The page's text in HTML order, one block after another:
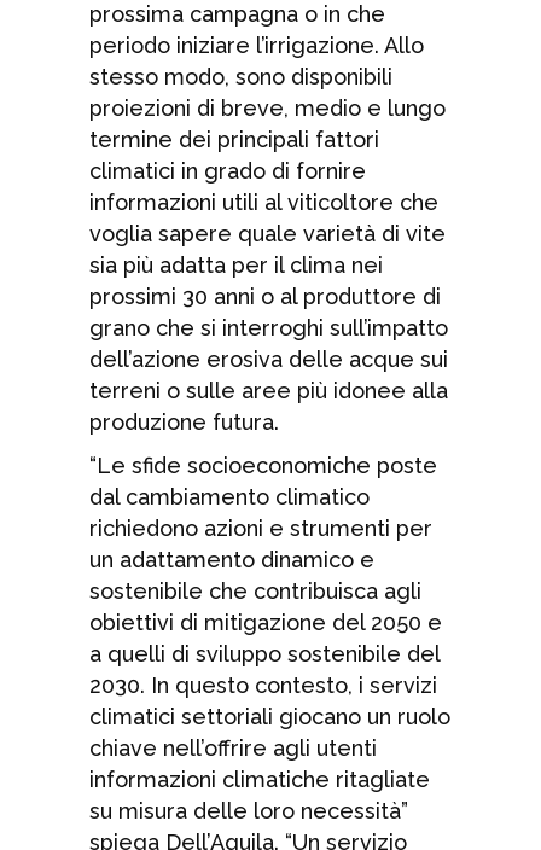
prossima campagna o in che
periodo iniziare l’irrigazione. Allo
stesso modo, sono disponibili
proiezioni di breve, medio e lungo
termine dei principali fattori
climatici in grado di fornire
informazioni utili al viticoltore che
voglia sapere quale varietà di vite
sia più adatta per il clima nei
prossimi 30 anni o al produttore di
grano che si interroghi sull’impatto
dell’azione erosiva delle acque sui
terreni o sulle aree più idonee alla
produzione futura.
“Le sfide socioeconomiche poste
dal cambiamento climatico
richiedono azioni e strumenti per
un adattamento dinamico e
sostenibile che contribuisca agli
obiettivi di mitigazione del 2050 e
a quelli di sviluppo sostenibile del
2030. In questo contesto, i servizi
climatici settoriali giocano un ruolo
chiave nell’offrire agli utenti
informazioni climatiche ritagliate
su misura delle loro necessità”
spiega Dell’Aquila. “Un servizio